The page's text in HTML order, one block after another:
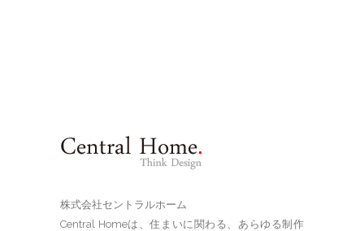
株式会社セントラルホーム
Central Homeは、住まいに関わる、あらゆる制作